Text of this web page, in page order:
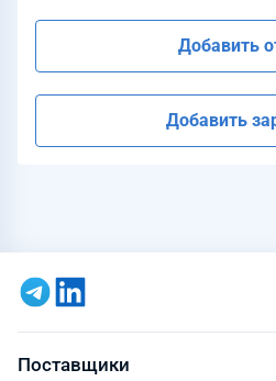
Добавить
Добавить
Поставщики